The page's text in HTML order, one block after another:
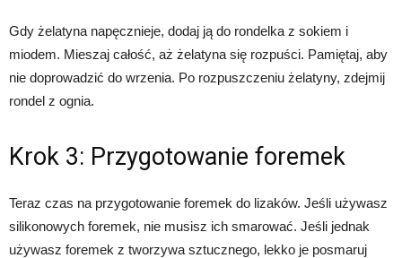
Gdy żelatyna napęcznieje, dodaj ją do rondelka z sokiem i
miodem. Mieszaj całość, aż żelatyna się rozpuści. Pamiętaj, aby
nie doprowadzić do wrzenia. Po rozpuszczeniu żelatyny, zdejmij
rondel z ognia.
Krok 3: Przygotowanie foremek
Teraz czas na przygotowanie foremek do lizaków. Jeśli używasz
silikonowych foremek, nie musisz ich smarować. Jeśli jednak
używasz foremek z tworzywa sztucznego, lekko je posmaruj